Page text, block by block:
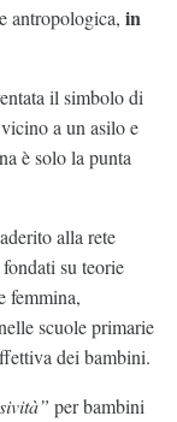
antropologica, in
il simbolo di
a un asilo e
è solo la punta
alla rete
su teorie
femmina,
scuole primarie
dei bambini.
per bambini